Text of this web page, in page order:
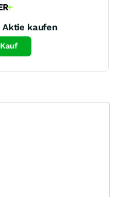
Aktie kaufen
Kauf